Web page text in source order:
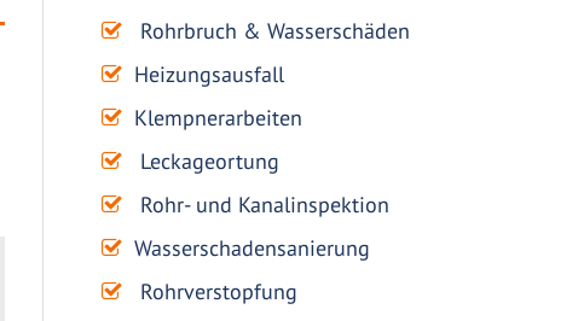
Rohrbruch & Wasserschäden
Heizungsausfall
Klempnerarbeiten
Leckageortung
Rohr- und Kanalinspektion
Wasserschadensanierung
Rohrverstopfung